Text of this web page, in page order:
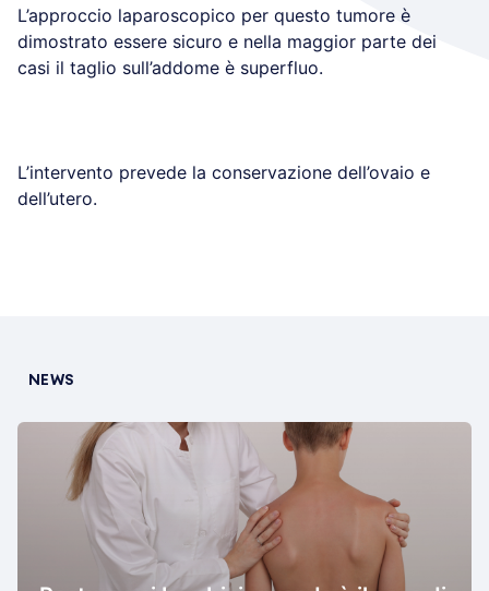
L’approccio laparoscopico per questo tumore è
dimostrato essere sicuro e nella maggior parte dei
casi il taglio sull’addome è superfluo.
L’intervento prevede la conservazione dell’ovaio e
dell’utero.
NEWS